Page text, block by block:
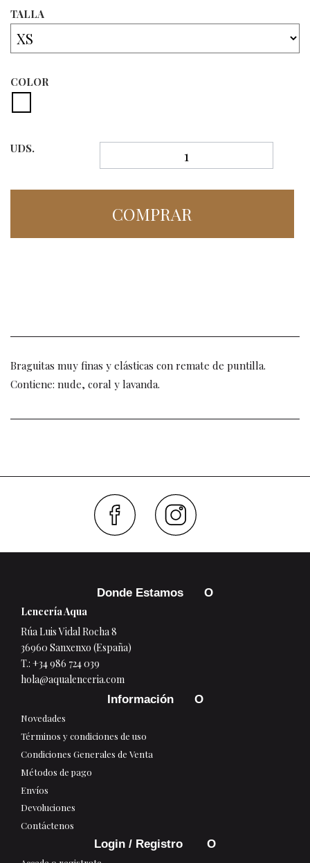
TALLA
COLOR
UDS.
COMPRAR
Braguitas muy finas y elásticas con remate de puntilla.
Contiene: nude, coral y lavanda.
Donde Estamos
Lencería Aqua
Rúa Luis Vidal Rocha 8
36960 Sanxenxo (España)
T.: +34 986 724 039
hola@aqualenceria.com
Información
Novedades
Términos y condiciones de uso
Condiciones Generales de Venta
Métodos de pago
Envíos
Devoluciones
Contáctenos
Login / Registro